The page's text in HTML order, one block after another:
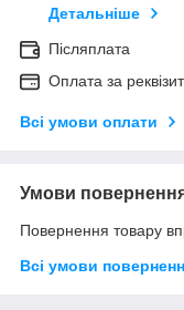
Детальніше
Післяплата
Оплата за
Всі умови оплати
Умови
Повернення товару
Всі умови